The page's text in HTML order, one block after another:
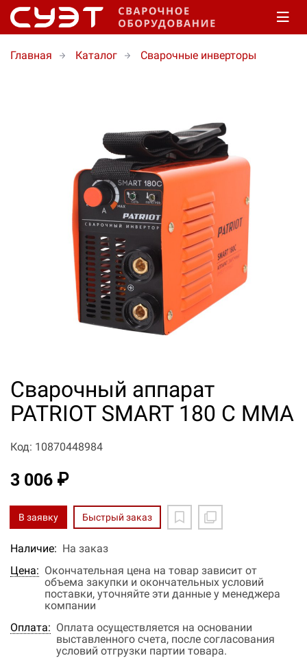
Главная Каталог Сварочные инверторы
Сварочный аппарат
PATRIOT SMART 180 C MMA
Код: 10870448984
3 006 ₽
В заявку Быстрый заказ
Наличие: На заказ
Цена: Окончательная цена на товар зависит от
объема закупки и окончательных условий
поставки, уточняйте эти данные у менеджера
компании
Оплата: Оплата осуществляется на основании
выставленного счета, после согласования
условий отгрузки партии товара.